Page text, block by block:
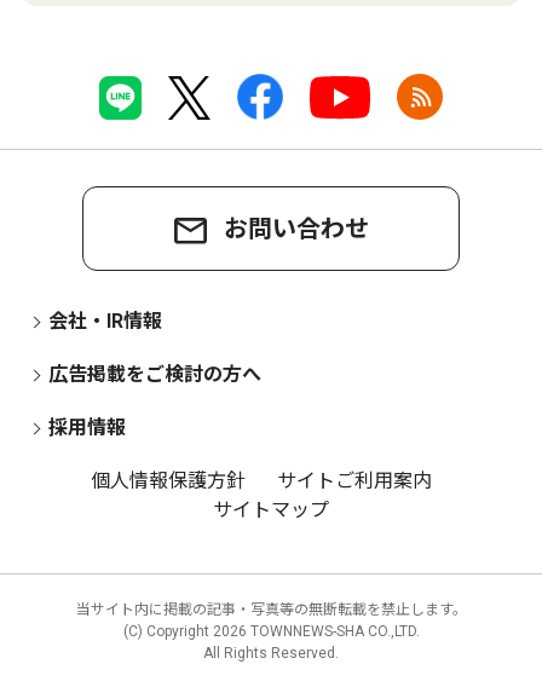
お問い合わせ
会社・IR情報
広告掲載をご検討の方へ
採用情報
個人情報保護方針
サイトご利用案内
サイトマップ
当サイト内に掲載の記事・写真等の無断転載を禁止します。
(C) Copyright 2026 TOWNNEWS-SHA CO.,LTD.
All Rights Reserved.